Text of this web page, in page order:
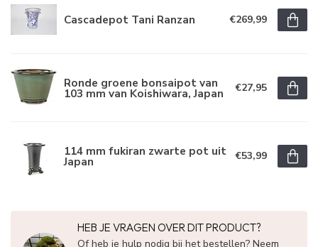
Cascadepot Tani Ranzan €269,99
Ronde groene bonsaipot van
103 mm van Koishiwara, Japan €27,95
114 mm fukiran zwarte pot uit
Japan €53,99
HEB JE VRAGEN OVER DIT PRODUCT?
Of heb je hulp nodig bij het bestellen? Neem